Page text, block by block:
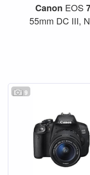
Canon EOS
55mm DC III,
9